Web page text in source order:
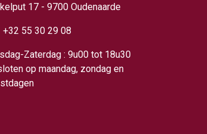
17 - 9700 Oudenaarde
+32 55 30 29 08
Zaterdag : 9u00 tot 18u30
op maandag, zondag en